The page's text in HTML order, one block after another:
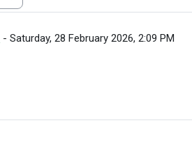
-Saturday, 28 February 2026, 2:09 PM